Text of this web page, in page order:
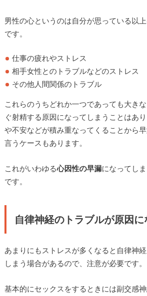
男性の心というのは自分が思っている以
です。
仕事の疲れやストレス
相手女性とのトラブルなどのストレス
その他人間関係のトラブル
これらのうちどれか一つであっても大き
ぐ射精する原因になってしまうことはあ
や不安などが積み重なってくることから
言うケースもあります。
これがいわゆる心因性の早漏になってし
です。
自律神経のトラブルが原因に
あまりにもストレスが多くなると自律神
しまう場合があるので、注意が必要です。
基本的にセックスをするときには副交感